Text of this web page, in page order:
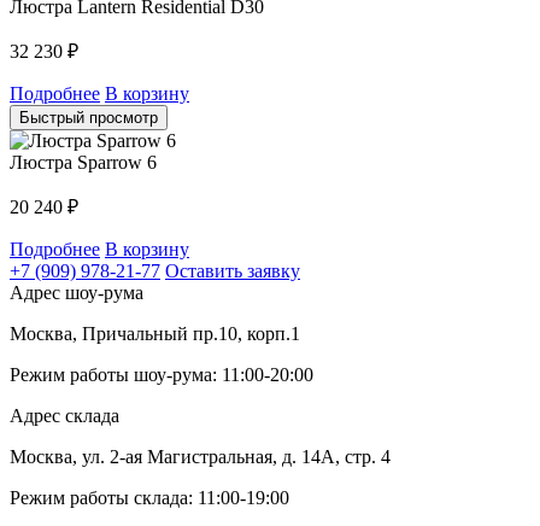
Люстра Lantern Residential D30
32 230 ₽
Подробнее В корзину
Быстрый просмотр
Люстра Sparrow 6
20 240 ₽
Подробнее В корзину
+7 (909) 978-21-77 Оставить заявку
Адрес шоу-рума
Москва, Причальный пр.10, корп.1
Режим работы шоу-рума: 11:00-20:00
Адрес склада
Москва, ул. 2-ая Магистральная, д. 14А, стр. 4
Режим работы склада: 11:00-19:00